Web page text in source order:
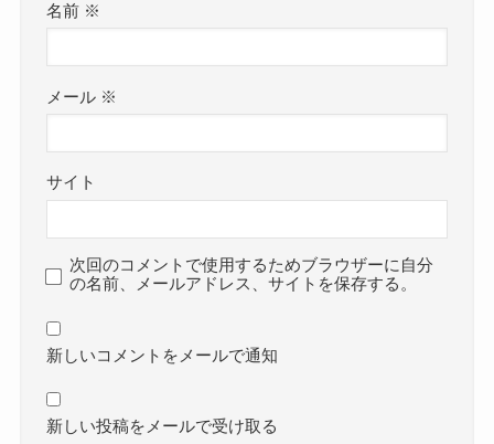
名前 ※
メール ※
サイト
次回のコメントで使用するためブラウザーに自分
の名前、メールアドレス、サイトを保存する。
新しいコメントをメールで通知
新しい投稿をメールで受け取る